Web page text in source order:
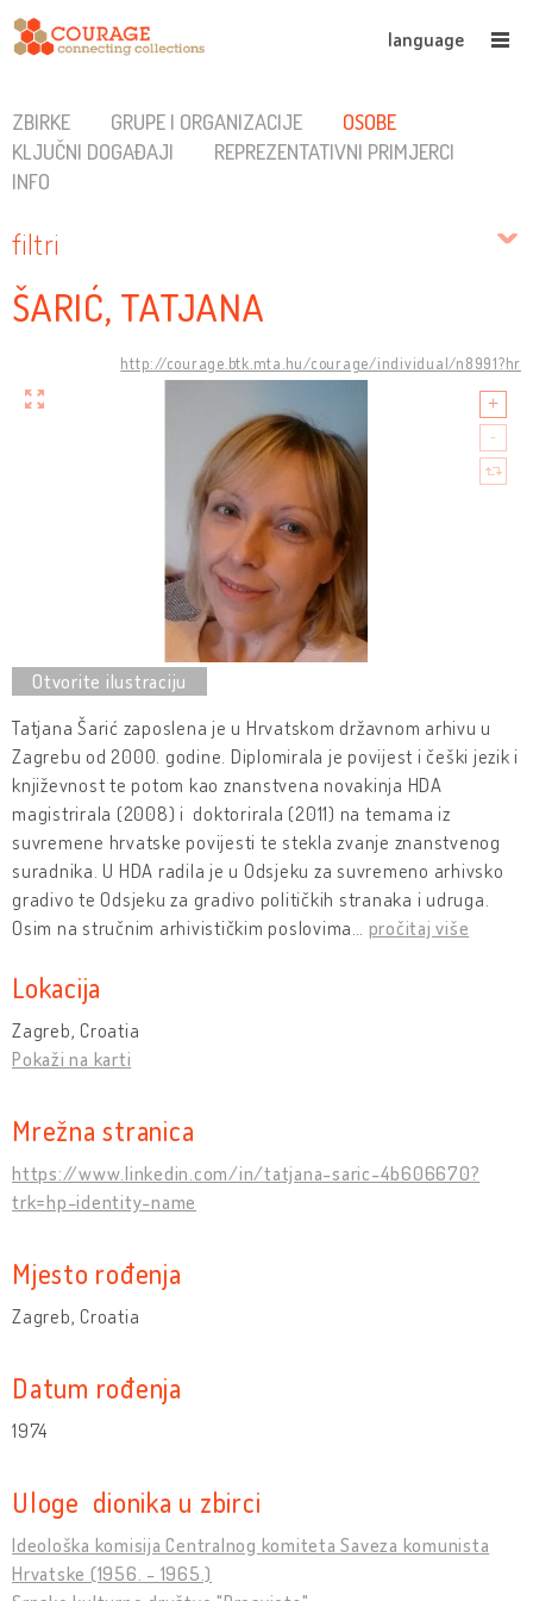
language
ZBIRKE GRUPE I ORGANIZACIJE
OSOBE
KLJUČNI DOGAĐAJI
REPREZENTATIVNI PRIMJERCI
INFO
filtri
ŠARIĆ, TATJANA
http://courage.btk.mta.hu/courage/individual/n8991?hr
Tatjana Šarić zaposlena je u Hrvatskom državnom arhivu u
Zagrebu od 2000. godine. Diplomirala je povijest i češki jezik i
književnost te potom kao znanstvena novakinja HDA
magistrirala (2008) i doktorirala (2011) na temama iz
suvremene hrvatske povijesti te stekla zvanje znanstvenog
suradnika. U HDA radila je u Odsjeku za suvremeno arhivsko
gradivo te Odsjeku za gradivo političkih stranaka i udruga.
Osim na stručnim arhivističkim poslovima
pročitaj više
Lokacija
Zagreb, Croatia
Pokaži na karti
Mrežna stranica
https://www.linkedin.com/in/tatjana-saric-4b606670?
trk=hp-identity-name
Mjesto rođenja
Zagreb, Croatia
Datum rođenja
1974
Uloge dionika u zbirci
Ideološka komisija Centralnog komiteta Saveza komunista
Hrvatske (1956. - 1965.)